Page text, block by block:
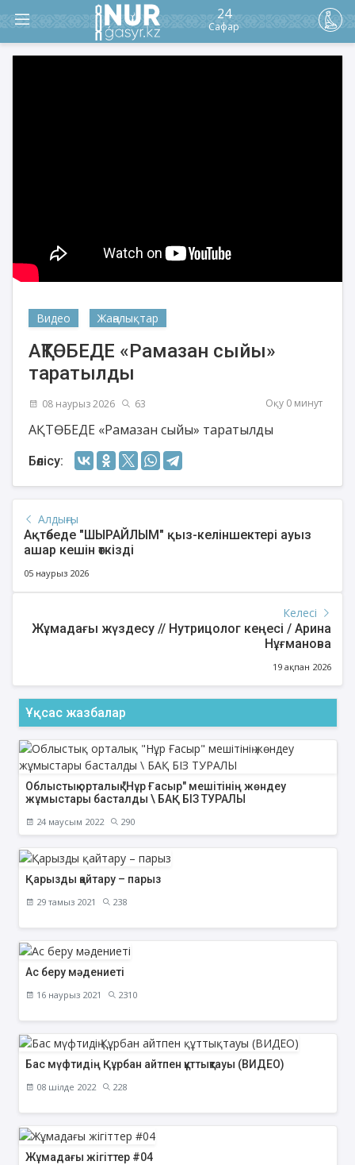
24
Сафар
Видео Жаңалықтар
АҚТӨБЕДЕ «Рамазан сыйы»
таратылды
08 наурыз 2026 63 Оқу 0 минут
АҚТӨБЕДЕ «Рамазан сыйы» таратылды
Бөлісу:
Алдыңғы
Ақтөбеде "ШЫРАЙЛЫМ" қыз-келіншектері ауыз
ашар кешін өткізді
05 наурыз 2026
Келесі
Жұмадағы жүздесу // Нутрицолог кеңесі / Арина
Нұғманова
19 ақпан 2026
Ұқсас жазбалар
Облыстық орталық "Нұр Ғасыр" мешітінің жөндеу
жұмыстары басталды \ БАҚ БІЗ ТУРАЛЫ
24 маусым 2022 290
Қарызды қайтару – парыз
29 тамыз 2021 238
Ас беру мәдениеті
16 наурыз 2021 2310
Бас мүфтидің Құрбан айтпен құттықтауы (ВИДЕО)
08 шілде 2022 228
Жұмадағы жігіттер #04